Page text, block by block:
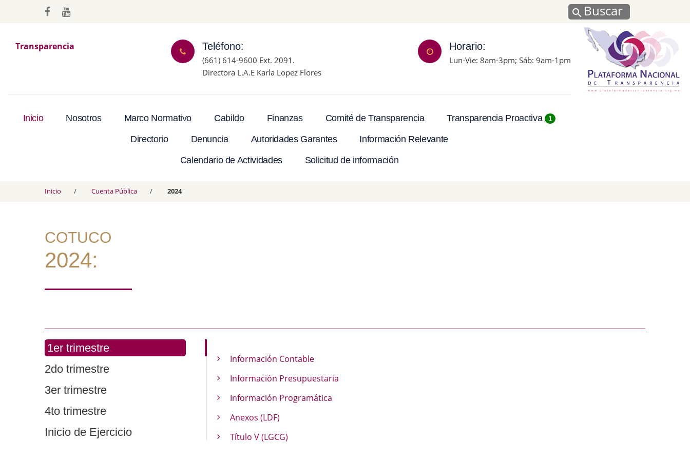
Buscar
Transparencia Teléfono:
(661) 614-9600 Ext. 2091.
Directora L.A.E Karla Lopez Flores
Horario:
Lun-Vie: 8am-3pm; Sáb: 9am-1pm
Inicio Nosotros Marco Normativo Cabildo Finanzas Comité de Transparencia Transparencia Proactiva 1
Directorio Denuncia Autoridades Garantes Información Relevante
Calendario de Actividades Solicitud de información
Inicio Cuenta Pública 2024
COTUCO
2024:
1er trimestre
2do trimestre
3er trimestre
4to trimestre
Inicio de Ejercicio
Información Contable
Información Presupuestaria
Información Programática
Anexos (LDF)
Título V (LGCG)